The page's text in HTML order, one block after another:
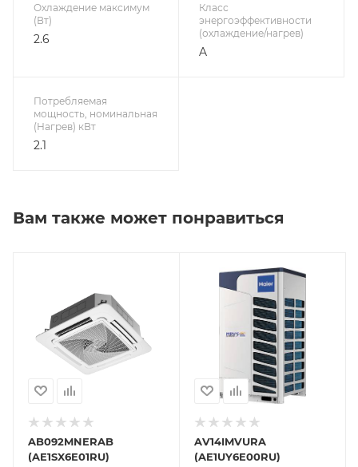
Охлаждение максимум
(Вт)
2.6
Класс
энергоэффективности
(охлаждение/нагрев)
A
Потребляемая
мощность, номинальная
(Нагрев) кВт
2.1
Вам также может понравиться
AB092MNERAB
(AE1SX6E01RU)
AV14IMVURA
(AE1UY6E00RU)